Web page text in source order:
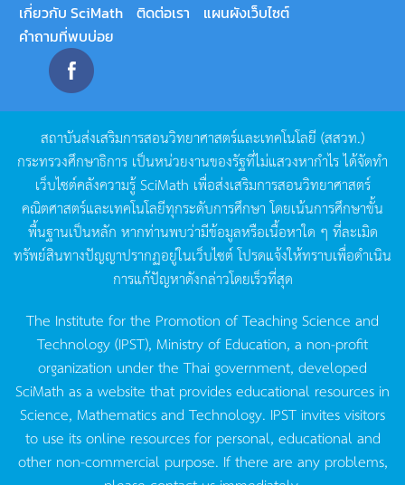
เกี่ยวกับ SciMath ติดต่อเรา
แผนผังเว็บไซต์
คำถามที่พบบ่อย
สถาบันส่งเสริมการสอนวิทยาศาสตร์และเทคโนโลยี (สสวท.)
กระทรวงศึกษาธิการ เป็นหน่วยงานของรัฐที่ไม่แสวงหากำไรได้จัดทำ
เว็บไซต์คลังความรู้SciMath เพื่อส่งเสริมการสอนวิทยาศาสตร์
คณิตศาสตร์และเทคโนโลยีทุกระดับการศึกษา โดยเน้นการศึกษาขั้น
พื้นฐานเป็นหลัก หากท่านพบว่ามีข้อมูลหรือเนื้อหาใด ๆ ที่ละเมิด
ทรัพย์สินทางปัญญาปรากฏอยู่ในเว็บไซต์โปรดแจ้งให้ทราบเพื่อดำเนิน
การแก้ปัญหาดังกล่าวโดยเร็วที่สุด
The Institute for the Promotion of Teaching Science and
Technology (IPST), Ministry of Education, a non-profit
organization under the Thai government, developed
SciMath as a website that provides educational resources in
Science, Mathematics and Technology. IPST invites visitors
to use its online resources for personal, educational and
other non-commercial purpose. If there are any problems,